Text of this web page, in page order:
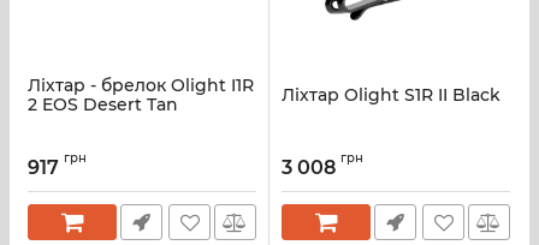
Ліхтар - брелок Olight I1R
2 EOS Desert Tan
917 грн
Ліхтар Olight S1R II Black
3 008 грн